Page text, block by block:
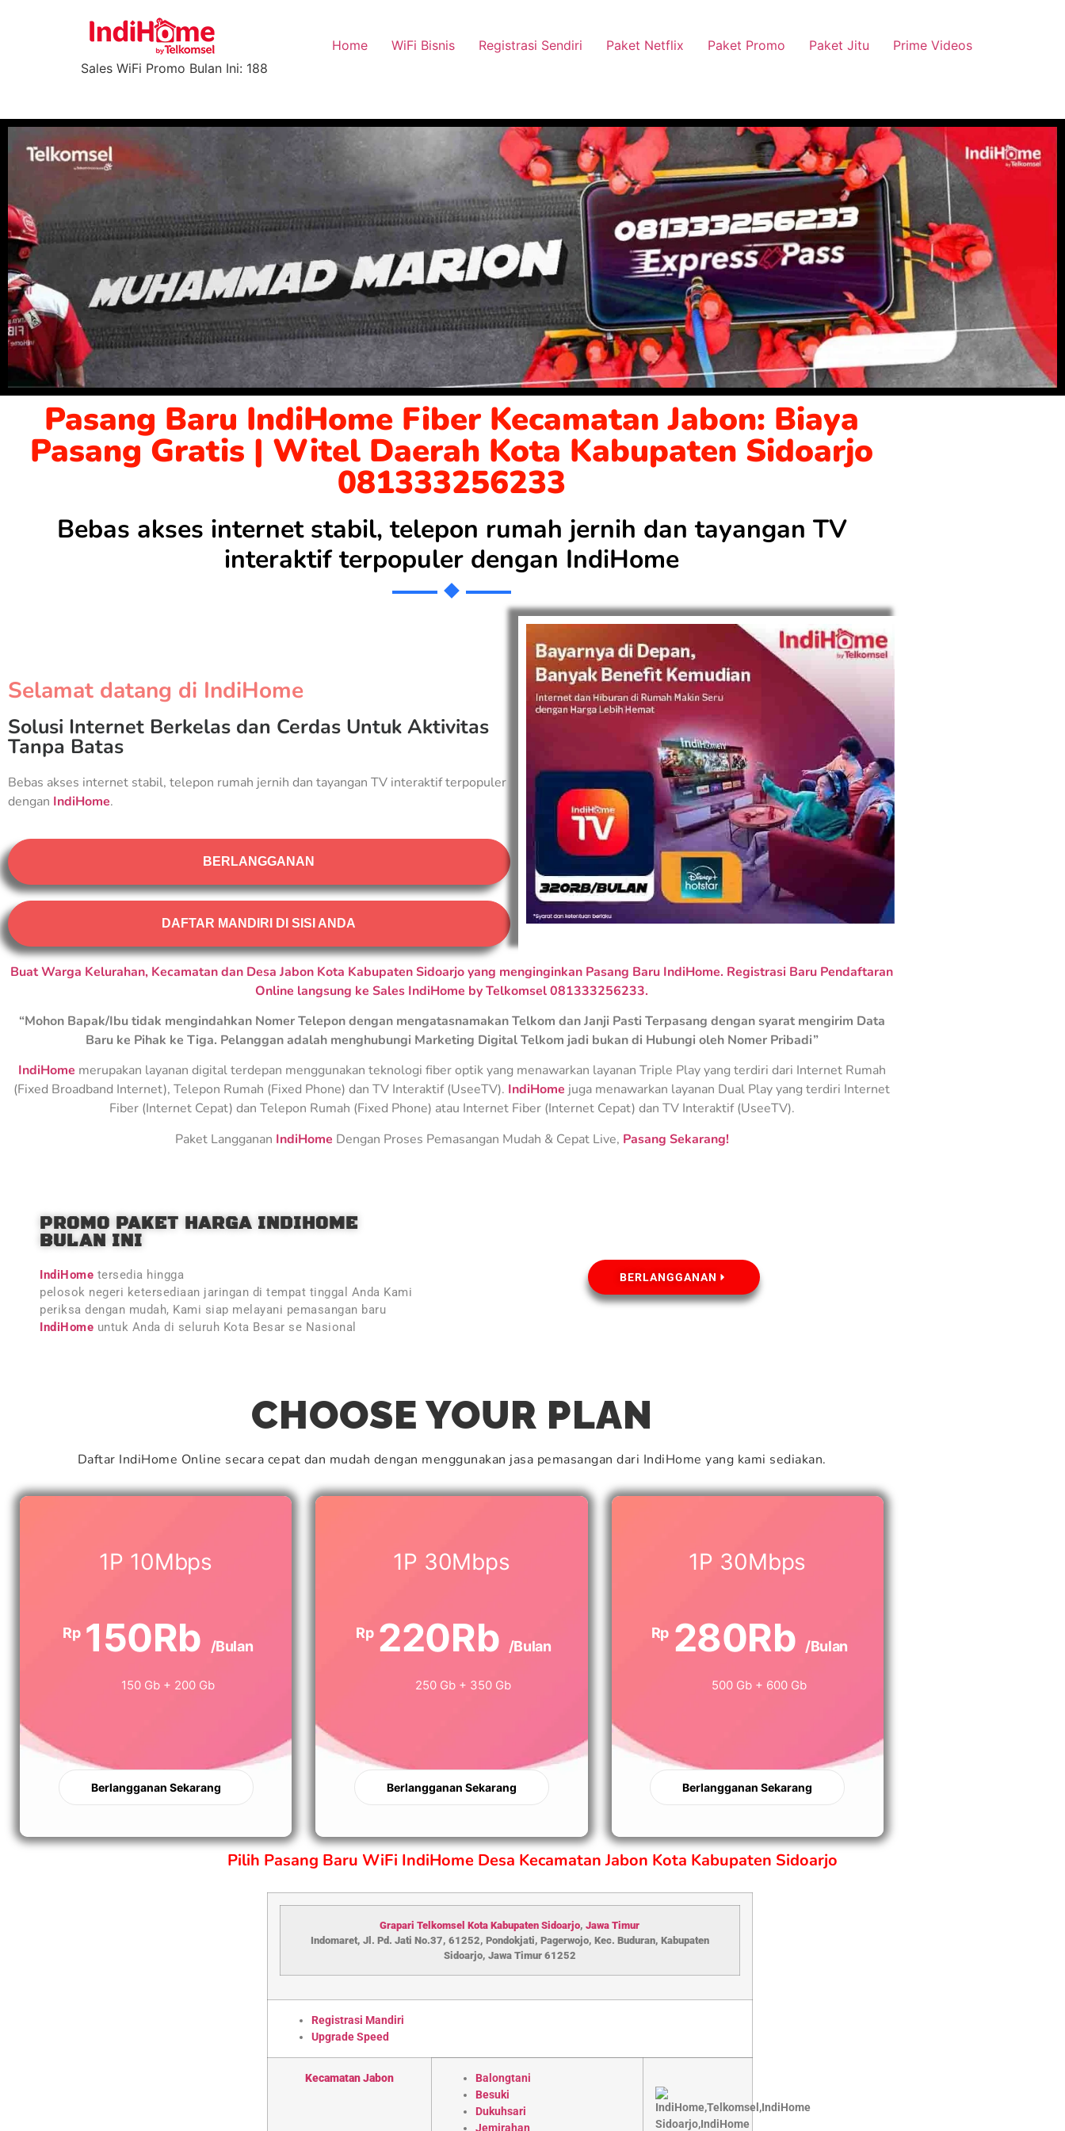
Sales WiFi Promo Bulan Ini: 188
Home WiFi Bisnis Registrasi Sendiri Paket Netflix Paket Promo Paket Jitu Prime Videos
Pasang Baru IndiHome Fiber Kecamatan Jabon: Biaya
Pasang Gratis | Witel Daerah Kota Kabupaten Sidoarjo
081333256233
Bebas akses internet stabil, telepon rumah jernih dan tayangan TV
interaktif terpopuler dengan IndiHome
Selamat datang di IndiHome
Solusi Internet Berkelas dan Cerdas Untuk Aktivitas
Tanpa Batas
Bebas akses internet stabil, telepon rumah jernih dan tayangan TV interaktif terpopuler
dengan IndiHome.
BERLANGGANAN
DAFTAR MANDIRI DI SISI ANDA
Buat Warga Kelurahan, Kecamatan dan Desa Jabon Kota Kabupaten Sidoarjo yang menginginkan Pasang Baru IndiHome. Registrasi Baru Pendaftaran
Online langsung ke Sales IndiHome by Telkomsel 081333256233.
“Mohon Bapak/Ibu tidak mengindahkan Nomer Telepon dengan mengatasnamakan Telkom dan Janji Pasti Terpasang dengan syarat mengirim Data
Baru ke Pihak ke Tiga. Pelanggan adalah menghubungi Marketing Digital Telkom jadi bukan di Hubungi oleh Nomer Pribadi”
IndiHome merupakan layanan digital terdepan menggunakan teknologi fiber optik yang menawarkan layanan Triple Play yang terdiri dari Internet Rumah
(Fixed Broadband Internet), Telepon Rumah (Fixed Phone) dan TV Interaktif (UseeTV). IndiHome juga menawarkan layanan Dual Play yang terdiri Internet
Fiber (Internet Cepat) dan Telepon Rumah (Fixed Phone) atau Internet Fiber (Internet Cepat) dan TV Interaktif (UseeTV).
Paket Langganan IndiHome Dengan Proses Pemasangan Mudah & Cepat Live, Pasang Sekarang!
PROMO PAKET HARGA INDIHOME
BULAN INI
IndiHome tersedia hingga
pelosok negeri ketersediaan jaringan di tempat tinggal Anda Kami
periksa dengan mudah, Kami siap melayani pemasangan baru
IndiHome untuk Anda di seluruh Kota Besar se Nasional
BERLANGGANAN
CHOOSE YOUR PLAN
Daftar IndiHome Online secara cepat dan mudah dengan menggunakan jasa pemasangan dari IndiHome yang kami sediakan.
1P 10Mbps
Rp 150Rb /Bulan
150 Gb + 200 Gb
Berlangganan Sekarang
1P 30Mbps
Rp 220Rb /Bulan
250 Gb + 350 Gb
Berlangganan Sekarang
1P 30Mbps
Rp 280Rb /Bulan
500 Gb + 600 Gb
Berlangganan Sekarang
Pilih Pasang Baru WiFi IndiHome Desa Kecamatan Jabon Kota Kabupaten Sidoarjo
Grapari Telkomsel Kota Kabupaten Sidoarjo, Jawa Timur
Indomaret, Jl. Pd. Jati No.37, 61252, Pondokjati, Pagerwojo, Kec. Buduran, Kabupaten
Sidoarjo, Jawa Timur 61252
Registrasi Mandiri
Upgrade Speed
Kecamatan Jabon
Balongtani
Besuki
Dukuhsari
Jemirahan